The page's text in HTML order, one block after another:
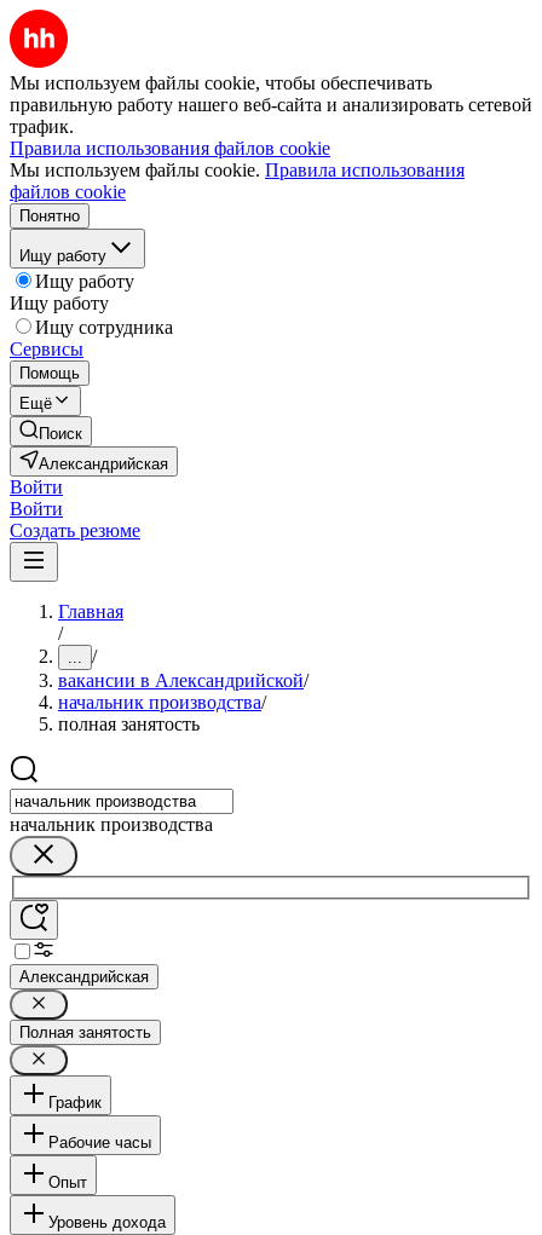
Мы используем файлы cookie, чтобы обеспечивать
правильную работу нашего веб-сайта и анализировать сетевой
трафик.
Правила использования файлов cookie
Мы используем файлы cookie. Правила использования
файлов cookie
Понятно
Ищу работу
Ищу работу
Ищу работу
Ищу сотрудника
Сервисы
Помощь
Ещё
Поиск
Александрийская
Войти
Войти
Создать резюме
Главная
/
... /
вакансии в Александрийской/
начальник производства/
полная занятость
начальник производства
Александрийская
Полная занятость
График
Рабочие часы
Опыт
Уровень дохода